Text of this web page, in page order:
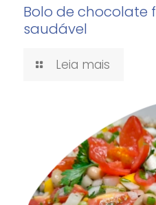
Bolo de chocolate
saudável
Leia mais